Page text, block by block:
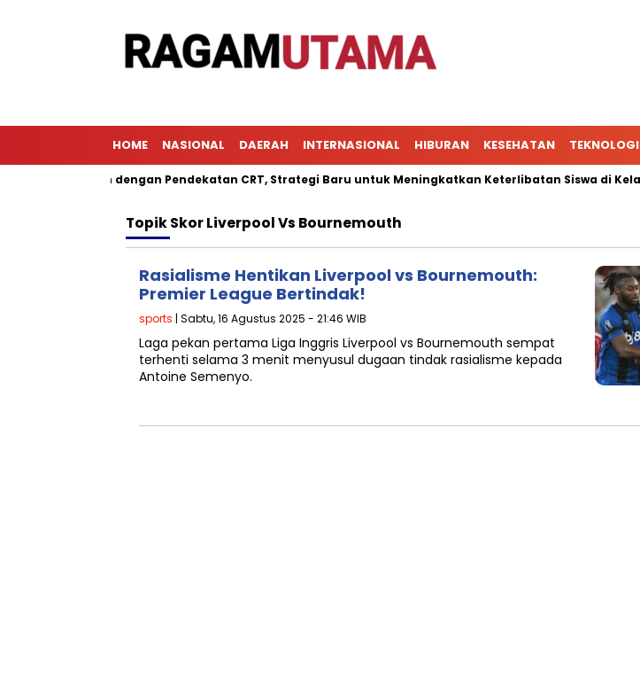
HOME NASIONAL DAERAH INTERNASIONAL HIBURAN KESEHATAN TEKNOLOGI
dengan Pendekatan CRT, Strategi Baru untuk Meningkatkan Keterlibatan Siswa di Kelas
TopikSkor Liverpool Vs Bournemouth
Rasialisme Hentikan Liverpool vs Bournemouth:
Premier League Bertindak!
sports | Sabtu, 16 Agustus 2025 - 21:46 WIB
Laga pekan pertama Liga Inggris Liverpool vs Bournemouth sempat
terhenti selama 3 menit menyusul dugaan tindak rasialisme kepada
Antoine Semenyo.